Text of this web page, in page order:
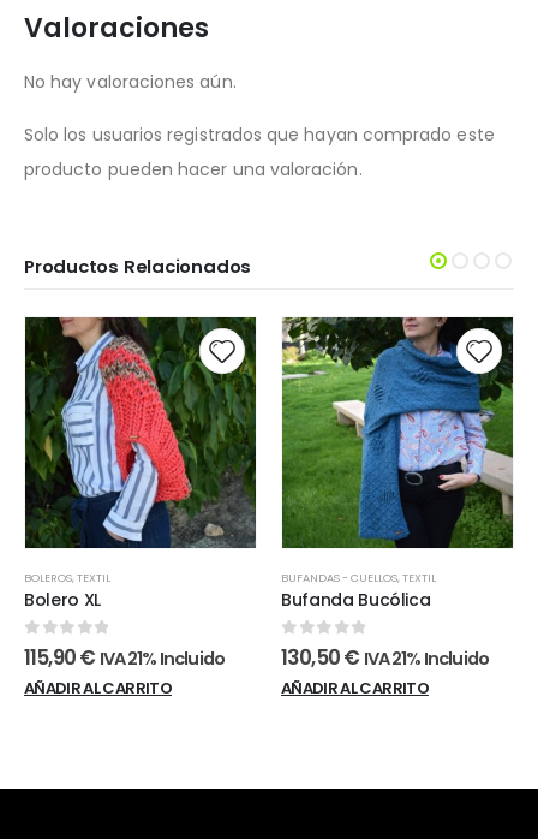
Valoraciones
No hay valoraciones aún.
Solo los usuarios registrados que hayan comprado este
producto pueden hacer una valoración.
Productos Relacionados
BOLEROS,TEXTIL
Bolero XL
0out of 5
115,90€ IVA 21% Incluido
AÑADIR AL CARRITO
BUFANDAS - CUELLOS,TEXTIL
Bufanda Bucólica
0out of 5
130,50€ IVA 21% Incluido
AÑADIR AL CARRITO